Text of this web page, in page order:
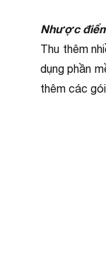
Nhược
Thu thêm
dụng phần
thêm các